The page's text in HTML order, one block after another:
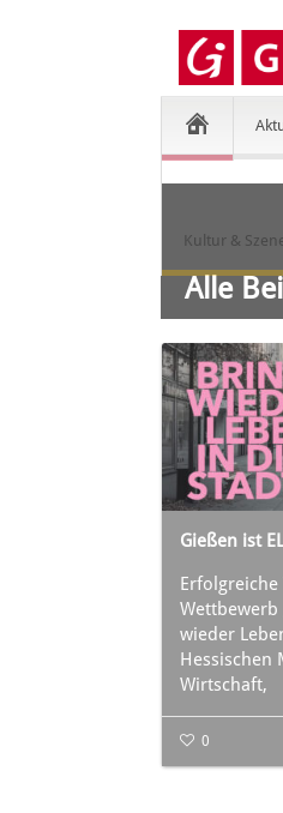
Kultur &
Alle
Gießen ist
Erfolgreiche
wieder
Hessischen
Wirtschaft,
0